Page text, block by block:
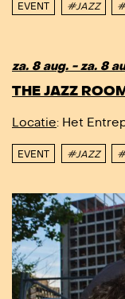
EVENT #JAZZ
za. 8 aug. - za. 8
THE JAZZ
Locatie: Het
EVENT #JAZZ